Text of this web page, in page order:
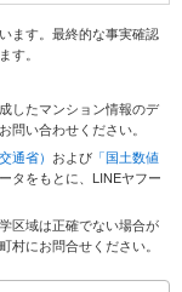
ます。最終的な事実確認
す。
したマンション情報のデ
問い合わせください。
通省） および 「国土数値
タをもとに、LINEヤフー
区域は正確でない場合が
にお問合せください。